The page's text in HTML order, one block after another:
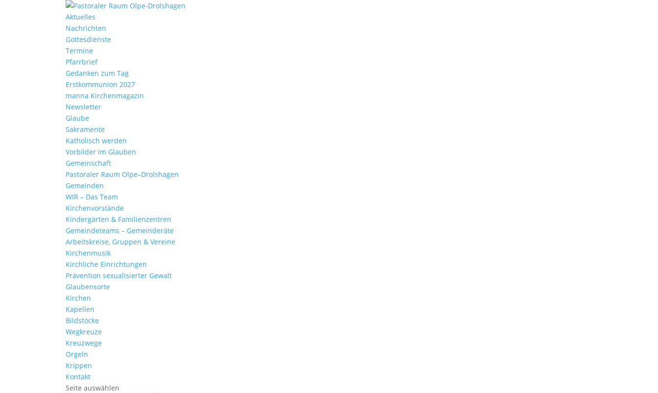
Aktu­elles
Nach­richten
Gottes­dienste
Termine
Pfarr­brief
Gedanken zum Tag
Erst­kom­mu­nion 2027
manna Kirchen­ma­gazin
News­letter
Glaube
Sakra­mente
Katho­lisch werden
Vorbilder im Glauben
Gemein­schaft
Pasto­raler Raum Olpe–Drolshagen
Gemeinden
WIR – Das Team
Kirchen­vor­stände
Kinder­gärten & Familienzentren
Gemein­de­teams – Gemeinderäte
Arbeits­kreise, Gruppen & Vereine
Kirchen­musik
Kirch­liche Einrichtungen
Präven­tion sexua­li­sierter Gewalt
Glau­ben­s­orte
Kirchen
Kapellen
Bild­stöcke
Wegkreuze
Kreuz­wege
Orgeln
Krippen
Kontakt
Seite auswählen